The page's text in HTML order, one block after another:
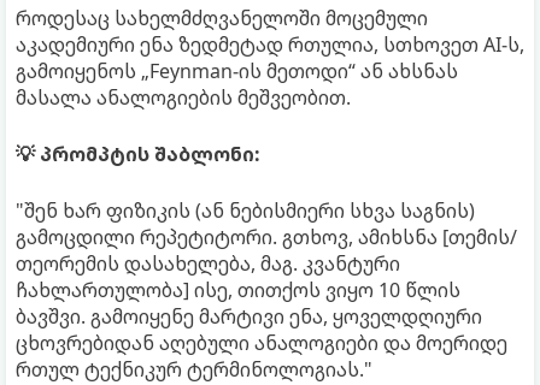
როდესაც სახელმძღვანელოში მოცემული
აკადემიური ენა ზედმეტად რთულია, სთხოვეთ AI-ს,
გამოიყენოს „Feynman-ის მეთოდი“ ან ახსნას
მასალა ანალოგიების მეშვეობით.
💡 პრომპტის შაბლონი:
"შენ ხარ ფიზიკის (ან ნებისმიერი სხვა საგნის)
გამოცდილი რეპეტიტორი. გთხოვ, ამიხსნა [თემის/
თეორემის დასახელება, მაგ. კვანტური
ჩახლართულობა] ისე, თითქოს ვიყო 10 წლის
ბავშვი. გამოიყენე მარტივი ენა, ყოველდღიური
ცხოვრებიდან აღებული ანალოგიები და მოერიდე
რთულ ტექნიკურ ტერმინოლოგიას."